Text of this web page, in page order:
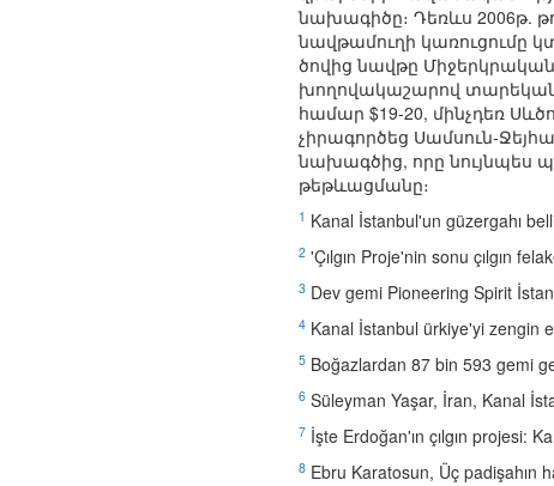
նախագիծը։ Դեռևս 2006թ.
նավթամուղի կառուցումը
ծովից նավթը Միջերկրական
խողովակաշարով տարեկան
համար $19-20, մինչդեռ
չիրագործեց Սամսուն-
նախագծից, որը նույնպես
թեթևացմանը։
1 Kanal İstanbul'un güzergahı
2 'Çılgın Proje'nin sonu çılgın
3 Dev gemi Pioneering Spirit
4 Kanal İstanbul ürkiye'yi zengin
5 Boğazlardan 87 bin 593 gemi
6 Süleyman Yaşar, İran, Kanal
7 İşte Erdoğan'ın çılgın projesi:
8 Ebru Karatosun, Üç padişahın